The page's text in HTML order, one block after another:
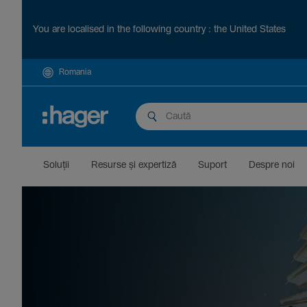
You are localised in the following country : the United States
Romania
Soluții Resurse și exper­tiză Suport Despre noi